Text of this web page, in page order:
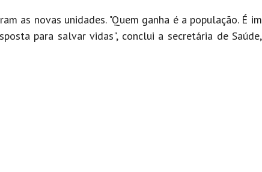
as novas unidades. "Quem ganha é a população. É
para salvar vidas", conclui a secretária de